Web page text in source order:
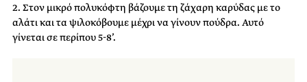
2. Στον μικρό πολυκόφτη βάζουμε τη ζάχαρη καρύδας με το
αλάτι και τα ψιλοκόβουμε μέχρι να γίνουν πούδρα. Αυτό
γίνεται σε περίπου 5-8’.